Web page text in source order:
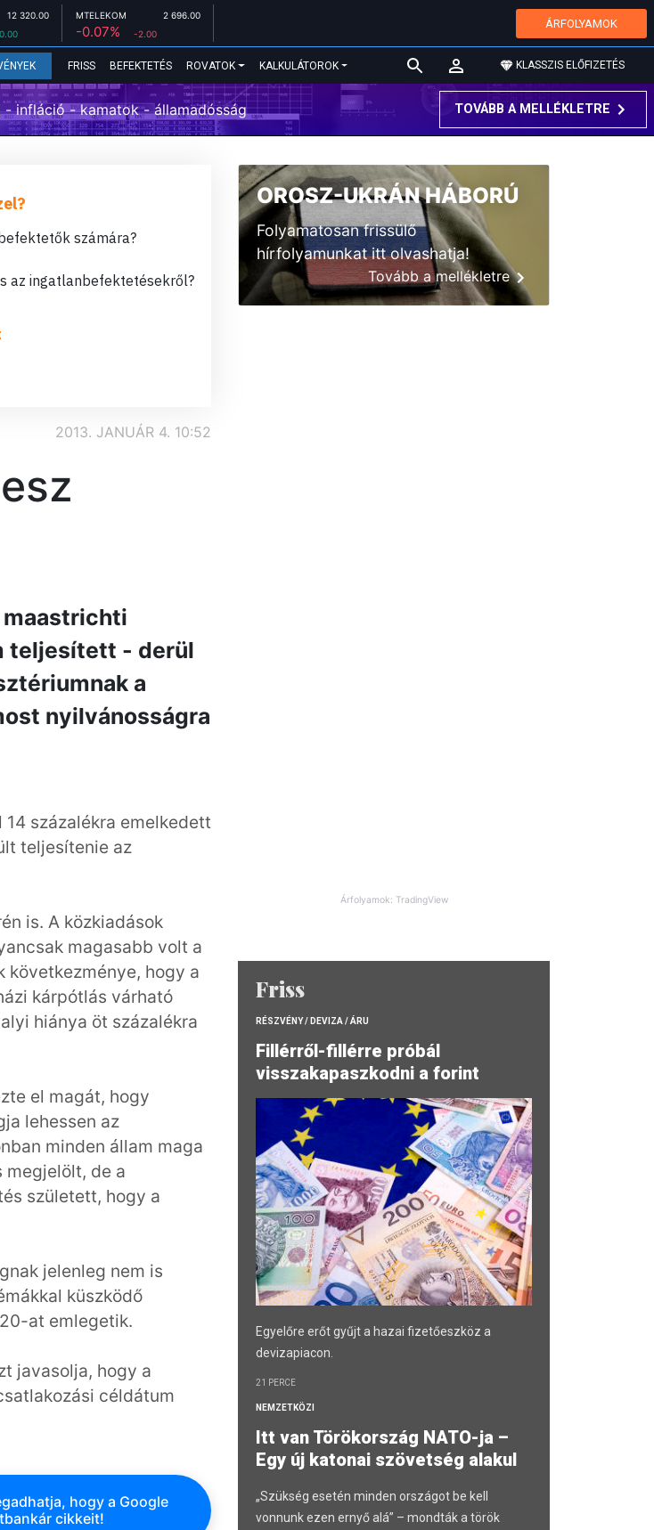
12 320.00 MTELEKOM 2 696.00
-0.07% -2.00
ÁRFOLYAMOK
FRISS BEFEKTETÉS ROVATOK KALKULÁTOROK KLASSZIS ELŐFIZETÉS
- infláció - kamatok - államadósság TOVÁBB A MELLÉKLETRE
számára?
az ingatlanbefektetésekről?
2013. JANUÁR 4. 10:52
maastrichti
teljesített - derül
a
nyilvánosságra
százalékra emelkedett
teljesítenie az
is. A közkiadások
magasabb volt a
következménye, hogy a
kárpótlás várható
hiánya öt százalékra
el magát, hogy
lehessen az
minden állam maga
megjelölt, de a
született, hogy a
jelenleg nem is
küszködő
at emlegetik.
javasolja, hogy a
céldátum
hogy a Google
cikkeit!
OROSZ-UKRÁN HÁBORÚ
Folyamatosan frissülő
hírfolyamunkat itt olvashatja!
Tovább a mellékletre
Árfolyamok: TradingView
Friss
RÉSZVÉNY / DEVIZA / ÁRU
Fillérről-fillérre próbál
visszakapaszkodni a forint
Egyelőre erőt gyűjt a hazai fizetőeszköz a
devizapiacon.
21 PERCE
NEMZETKÖZI
Itt van Törökország NATO-ja –
Egy új katonai szövetség alakul
„Szükség esetén minden országot be kell
vonnunk ezen ernyő alá” – mondták a török